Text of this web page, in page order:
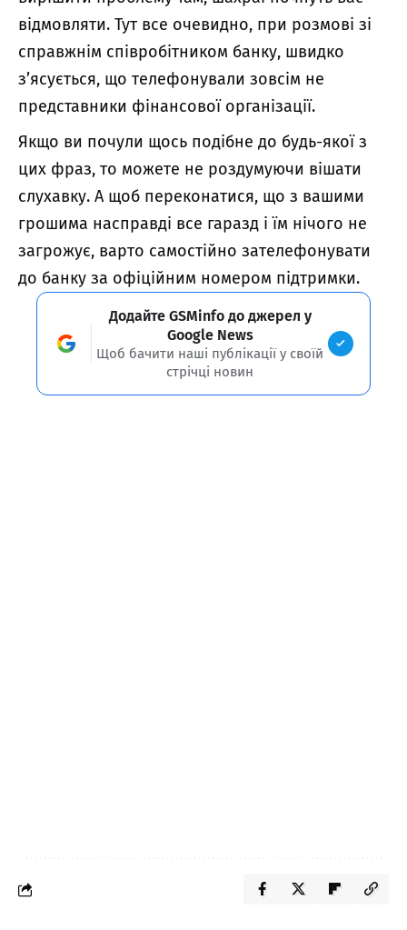
відмовляти. Тут все очевидно, при розмові зі
справжнім співробітником банку, швидко
з’ясується, що телефонували зовсім не
представники фінансової організації.
Якщо ви почули щось подібне до будь-якої з
цих фраз, то можете не роздумуючи вішати
слухавку. А щоб переконатися, що з вашими
грошима насправді все гаразд і їм нічого не
загрожує, варто самостійно зателефонувати
до банку за офіційним номером підтримки.
Додайте GSMinfo до джерел у
Google News
Щоб бачити наші публікації у своїй
стрічці новин